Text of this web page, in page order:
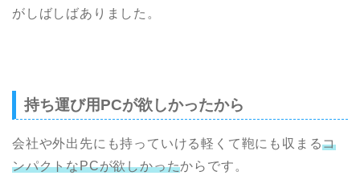
がしばしばありました。
持ち運び用PCが欲しかったから
会社や外出先にも持っていける軽くて鞄にも収まるコ
ンパクトなPCが欲しかったからです。